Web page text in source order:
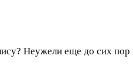
Неужели еще до сих пор